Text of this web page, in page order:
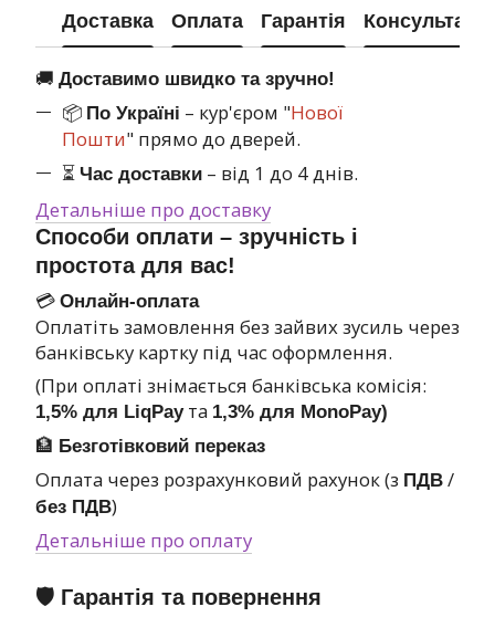
Доставка Оплата Гарантія Консультація
🚚 Доставимо швидко та зручно!
📦 По Україні – кур'єром "Нової
Пошти" прямо до дверей.
⏳ Час доставки – від 1 до 4 днів.
Детальніше про доставку
Способи оплати – зручність і
простота для вас!
💳 Онлайн-оплата
Оплатіть замовлення без зайвих зусиль через
банківську картку під час оформлення.
(При оплаті знімається банківська комісія:
1,5% для LiqPayта 1,3% для MonoPay)
🏦 Безготівковий переказ
Оплата через розрахунковий рахунок (з ПДВ /
без ПДВ)
Детальніше про оплату
🛡 Гарантія та повернення